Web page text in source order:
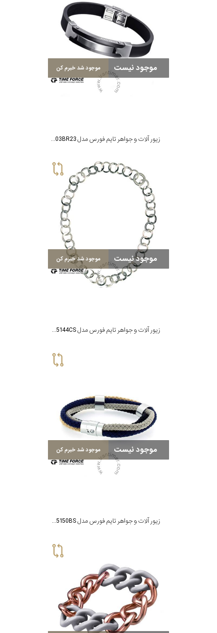
موجود نیست موجود شد خبرم کن
زیور آلات و جواهر تایم فورس مدل TS5003BR23
موجود نیست موجود شد خبرم کن
زیور آلات و جواهر تایم فورس مدل TS5144CS
موجود نیست موجود شد خبرم کن
زیور آلات و جواهر تایم فورس مدل TS5150BS